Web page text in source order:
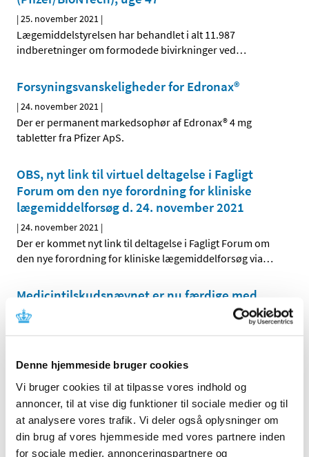
Denne hjemmeside bruger cookies
Vi bruger cookies til at tilpasse vores indhold og
annoncer, til at vise dig funktioner til sociale medier og til
at analysere vores trafik. Vi deler også oplysninger om
din brug af vores hjemmeside med vores partnere inden
for sociale medier, annonceringspartnere og
|25. november 2021 |
Lægemiddelstyrelsen har behandlet i alt 11.987
indberetninger om formodede bivirkninger ved…
Forsyningsvanskeligheder for Edronax®
|24. november 2021 |
Der er permanent markedsophør af Edronax® 4 mg
tabletter fra Pfizer ApS.
OBS, nyt link til virtuel deltagelse i Fagligt
Forum om den nye forordning for kliniske
lægemiddelforsøg d. 24. november 2021
|24. november 2021 |
Der er kommet nyt link til deltagelse i Fagligt Forum om
den nye forordning for kliniske lægemiddelforsøg via…
Medicintilskudsnævnet er nu færdige med
sine anbefalinger til tilskudsstatus for
insuliner
Medicintilskudsnævnet har revurderet tilskudsstatus for
Forsyningsvanskeligheder for Xylocain salve
|19. november 2021 |
Der er i øjeblikket problemer med forsyningen af Xylocain